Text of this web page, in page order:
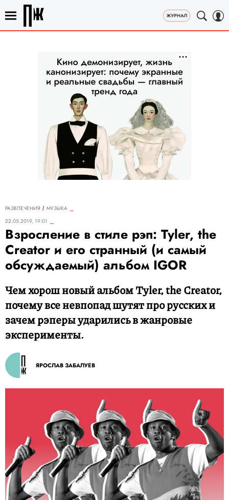
РАЗВЛЕЧЕНИЯ
MУЗЫКА
22.05.2019, 19:01
Взросление в стиле рэп: Tyler, the
Creator и его странный (и самый
обсуждаемый) альбом IGOR
Чем хорош новый альбом Tyler, the Creator,
почему все невпопад шутят про русских и
зачем рэперы ударились в жанровые
эксперименты.
ЯРОСЛАВ ЗАБАЛУЕВ